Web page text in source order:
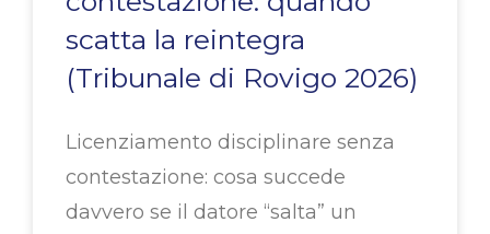
scatta la reintegra
(Tribunale di Rovigo 2026)
Licenziamento disciplinare senza
contestazione: cosa succede
davvero se il datore “salta” un